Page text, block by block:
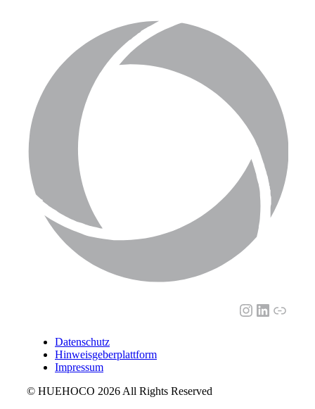
Instagram
Link
Datenschutz
Hinweisgeberplattform
Impressum
© HUEHOCO 2026 All Rights Reserved